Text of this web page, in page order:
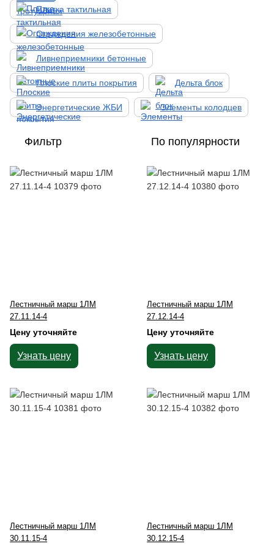
Плитка тактильная
Ограждения железобетонные
Ливнеприемники бетонные
Плоские плиты покрытия Дельта блок
Энергетические ЖБИ Элементы колодцев
Фильтр По популярности
Лестничный марш 1ЛМ
27.11.14-4
Цену уточняйте
Узнать цену
Лестничный марш 1ЛМ
27.12.14-4
Цену уточняйте
Узнать цену
Лестничный марш 1ЛМ
30.11.15-4
Лестничный марш 1ЛМ
30.12.15-4